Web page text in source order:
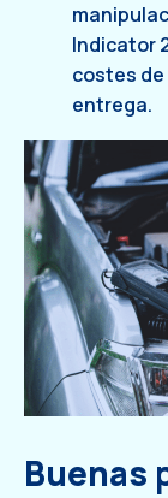
Indicator
costes
entrega.
Buenas